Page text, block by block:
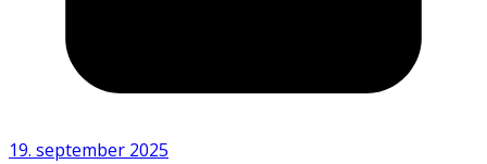
19. september 2025